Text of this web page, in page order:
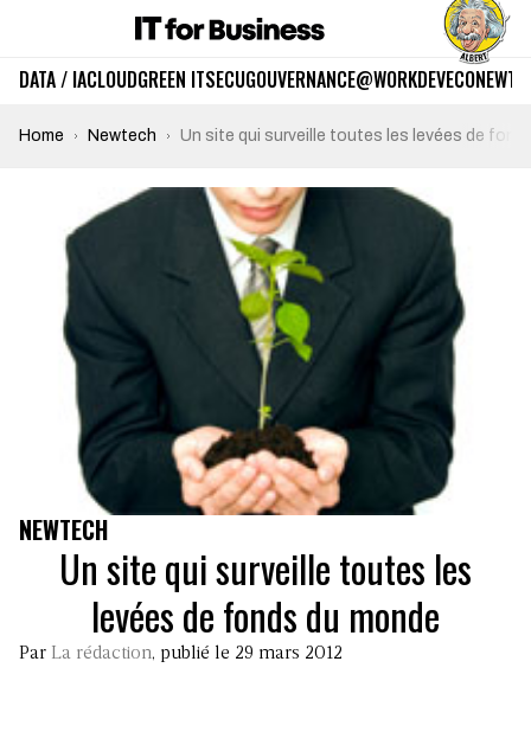
DATA / IACLOUDGREEN ITSECUGOUVERNANCE@WORKDEVECO
Home Newtech Un site qui surveille toutes les levées de
NEWTECH
Un site qui surveille toutes les
levées de fonds du monde
Par La rédaction, publié le 29 mars 2012